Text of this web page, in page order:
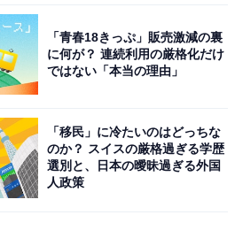
「青春18きっぷ」販売激減の裏
に何が？ 連続利用の厳格化だけ
ではない「本当の理由」
「移民」に冷たいのはどっちな
のか？ スイスの厳格過ぎる学歴
選別と、日本の曖昧過ぎる外国
人政策